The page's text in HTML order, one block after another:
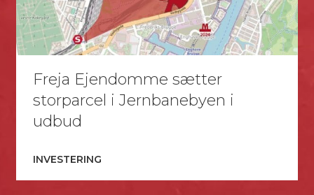
Freja Ejendomme sætter
storparcel i Jernbanebyen i
udbud
INVESTERING